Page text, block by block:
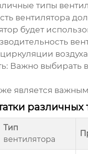
типы
вентилятора
будет
Важно выбирать
является
различных
Тип
вентилятора